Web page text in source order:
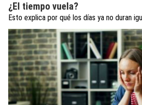
¿El tiempo vuela?
Esto explica por qué los días ya no duran